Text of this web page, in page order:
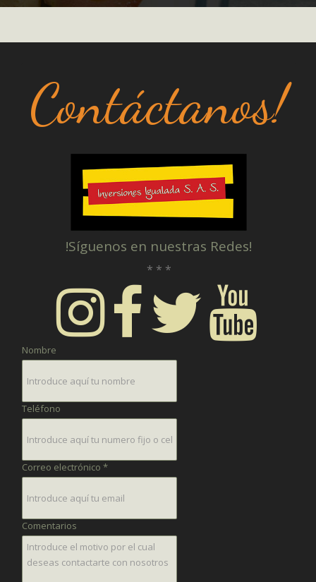
Contáctanos!
!Síguenos en nuestras Redes!
* * *
Nombre
Teléfono
Correo electrónico *
Comentarios